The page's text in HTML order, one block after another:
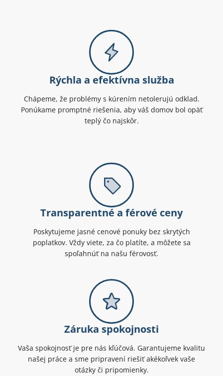
Rýchla a efektívna služba
Chápeme, že problémy s kúrením netolerujú odklad.
Ponúkame promptné riešenia, aby váš domov bol opäť
teplý čo najskôr.
Transparentné a férové ceny
Poskytujeme jasné cenové ponuky bez skrytých
poplatkov. Vždy viete, za čo platíte, a môžete sa
spoľahnúť na našu férovosť.
Záruka spokojnosti
Vaša spokojnosť je pre nás kľúčová. Garantujeme kvalitu
našej práce a sme pripravení riešiť akékoľvek vaše
otázky či pripomienky.